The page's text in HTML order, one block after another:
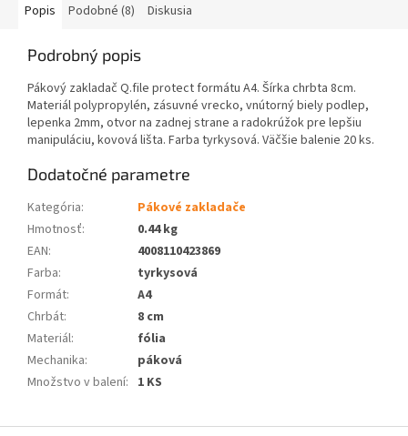
Popis Podobné (8) Diskusia
Podrobný popis
Pákový zakladač Q.file protect formátu A4. Šírka chrbta 8cm.
Materiál polypropylén, zásuvné vrecko, vnútorný biely podlep,
lepenka 2mm, otvor na zadnej strane a radokrúžok pre lepšiu
manipuláciu, kovová lišta. Farba tyrkysová. Väčšie balenie 20 ks.
Dodatočné parametre
Kategória:
Pákové zakladače
Hmotnosť:
0.44 kg
EAN:
4008110423869
Farba:
tyrkysová
Formát:
A4
Chrbát:
8 cm
Materiál:
fólia
Mechanika:
páková
Množstvo v balení: 1 KS